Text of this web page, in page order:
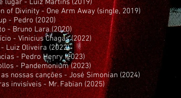
lugar - Luiz Martins (2019)
of Divinity - One Arm Away (single, 2019)
- Pedro (2020)
- Bruno Lara (2020)
- Vinicius Chagas (2022)
- Luiz Oliveira (2022)
- Pedro Henry (2023)
- Pandemonium (2023)
nossas canções - José Simonian (2024)
invisíveis - Mr. Fabian (2025)